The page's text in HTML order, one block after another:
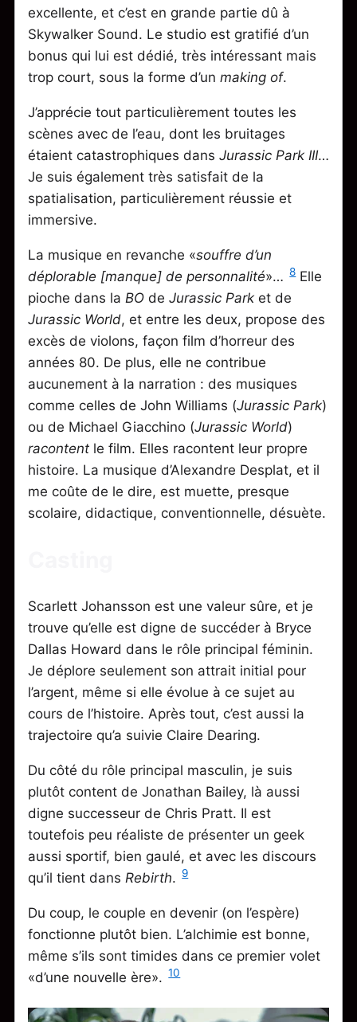
excellente, et c’est en grande partie dû à
Skywalker Sound. Le studio est gratifié d’un
bonus qui lui est dédié, très intéressant mais
trop court, sous la forme d’un making of.
J’apprécie tout particulièrement toutes les
scènes avec de l’eau, dont les bruitages
étaient catastrophiques dans Jurassic Park III…
Je suis également très satisfait de la
spatialisation, particulièrement réussie et
immersive.
La musique en revanche «souffre d’un
déplorable [manque] de personnalité»… 8Elle
pioche dans la BOde Jurassic Parket de
Jurassic World, et entre les deux, propose des
excès de violons, façon film d’horreur des
années 80. De plus, elle ne contribue
aucunement à la narration : des musiques
comme celles de John Williams (Jurassic Park)
ou de Michael Giacchino (Jurassic World)
racontentle film. Elles racontent leur propre
histoire. La musique d’Alexandre Desplat, et il
me coûte de le dire, est muette, presque
scolaire, didactique, conventionnelle, désuète.
Scarlett Johansson est une valeur sûre, et je
trouve qu’elle est digne de succéder à Bryce
Dallas Howard dans le rôle principal féminin.
Je déplore seulement son attrait initial pour
l’argent, même si elle évolue à ce sujet au
cours de l’histoire. Après tout, c’est aussi la
trajectoire qu’a suivie Claire Dearing.
Du côté du rôle principal masculin, je suis
plutôt content de Jonathan Bailey, là aussi
digne successeur de Chris Pratt. Il est
toutefois peu réaliste de présenter un geek
aussi sportif, bien gaulé, et avec les discours
qu’il tient dans Rebirth. 9
Du coup, le couple en devenir (on l’espère)
fonctionne plutôt bien. L’alchimie est bonne,
même s’ils sont timides dans ce premier volet
«d’une nouvelle ère». 10